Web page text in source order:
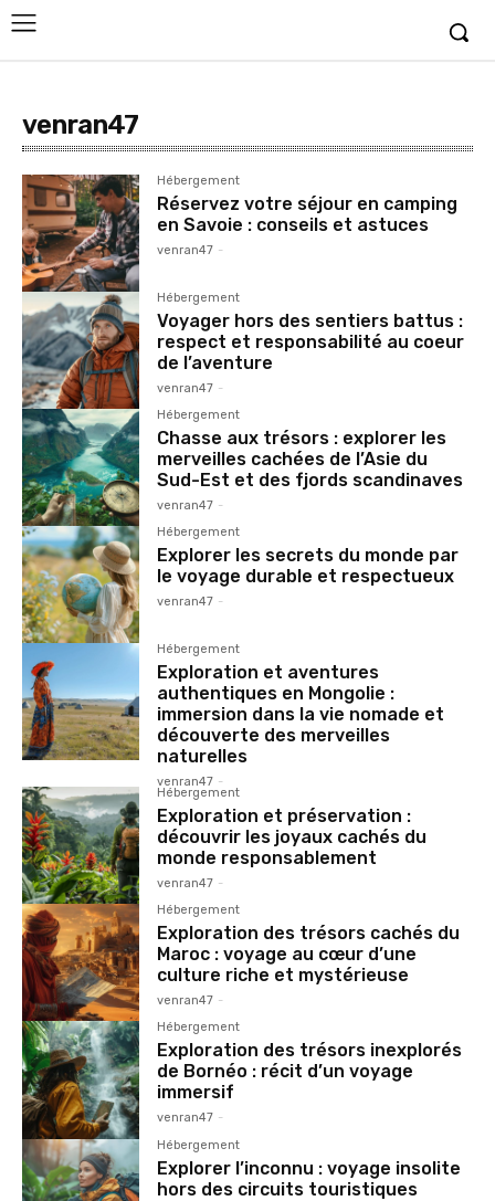
venran47
Hébergement
Réservez votre séjour en camping
en Savoie : conseils et astuces
venran47 -
Hébergement
Voyager hors des sentiers battus :
respect et responsabilité au coeur
de l’aventure
venran47 -
Hébergement
Chasse aux trésors : explorer les
merveilles cachées de l’Asie du
Sud-Est et des fjords scandinaves
venran47 -
Hébergement
Explorer les secrets du monde par
le voyage durable et respectueux
venran47 -
Hébergement
Exploration et aventures
authentiques en Mongolie :
immersion dans la vie nomade et
découverte des merveilles
naturelles
venran47 -
Hébergement
Exploration et préservation :
découvrir les joyaux cachés du
monde responsablement
venran47 -
Hébergement
Exploration des trésors cachés du
Maroc : voyage au cœur d’une
culture riche et mystérieuse
venran47 -
Hébergement
Exploration des trésors inexplorés
de Bornéo : récit d’un voyage
immersif
venran47 -
Hébergement
Explorer l’inconnu : voyage insolite
hors des circuits touristiques